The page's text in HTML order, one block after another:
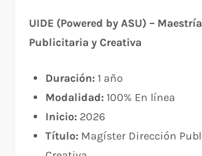
UIDE (Powered by ASU) –
Publicitaria y Creativa
Duración: 1 año
Modalidad: 100% En línea
Inicio: 2026
Título: Magíster Dirección